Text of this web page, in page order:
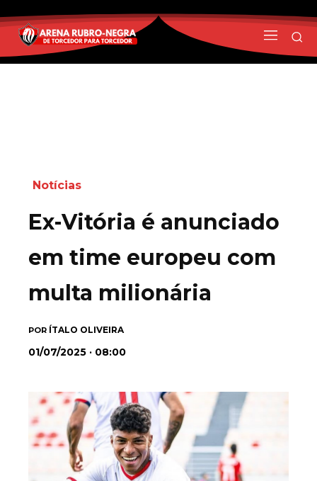
Notícias
Ex-Vitória é anunciado
em time europeu com
multa milionária
POR ÍTALO OLIVEIRA
01/07/2025 · 08:00